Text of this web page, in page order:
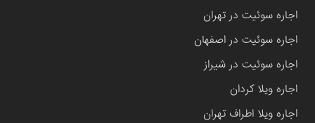
اجاره سوئیت در تهران
اجاره سوئیت در اصفهان
اجاره سوئیت در شیراز
اجاره ویلا کردان
اجاره ویلا اطراف تهران